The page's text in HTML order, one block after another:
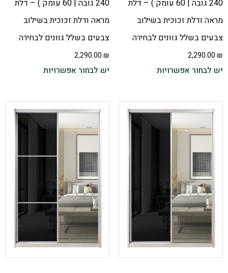
240 גובה | 60 עומק ) – דלת
מראה ודלת זכוכית בשילוב
צבעים בשלל גוונים לבחירה
2,290.00 ₪
יש לבחור אפשרויות
240 גובה | 60 עומק ) – דלת
מראה ודלת זכוכית בשילוב
צבעים בשלל גוונים לבחירה
2,290.00 ₪
יש לבחור אפשרויות